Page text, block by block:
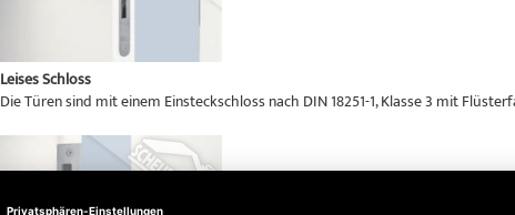
Leises Schloss
Die Türen sind mit einem Einsteckschloss nach DIN 18251-1, Klasse 3 mit